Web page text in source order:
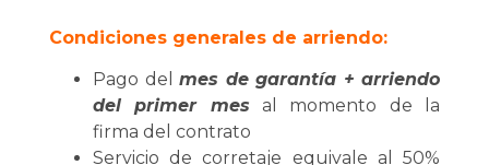
Condiciones generales de arriendo:
Pago del mes de garantía + arriendo
del primer mes al momento de la
firma del contrato
Servicio de corretaje equivale al 50%